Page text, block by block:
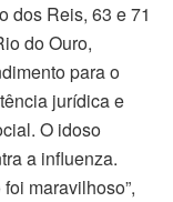
dos Reis, 63 e 71
do Ouro,
para o
jurídica e
O idoso
a influenza.
maravilhoso”,